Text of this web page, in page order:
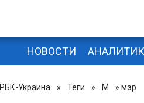
НОВОСТИ
РБК-Украина » Теги » М » мэр